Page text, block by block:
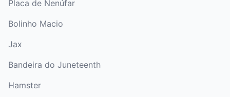
Placa de Nenúfar
Bolinho Macio
Jax
Bandeira do Juneteenth
Hamster